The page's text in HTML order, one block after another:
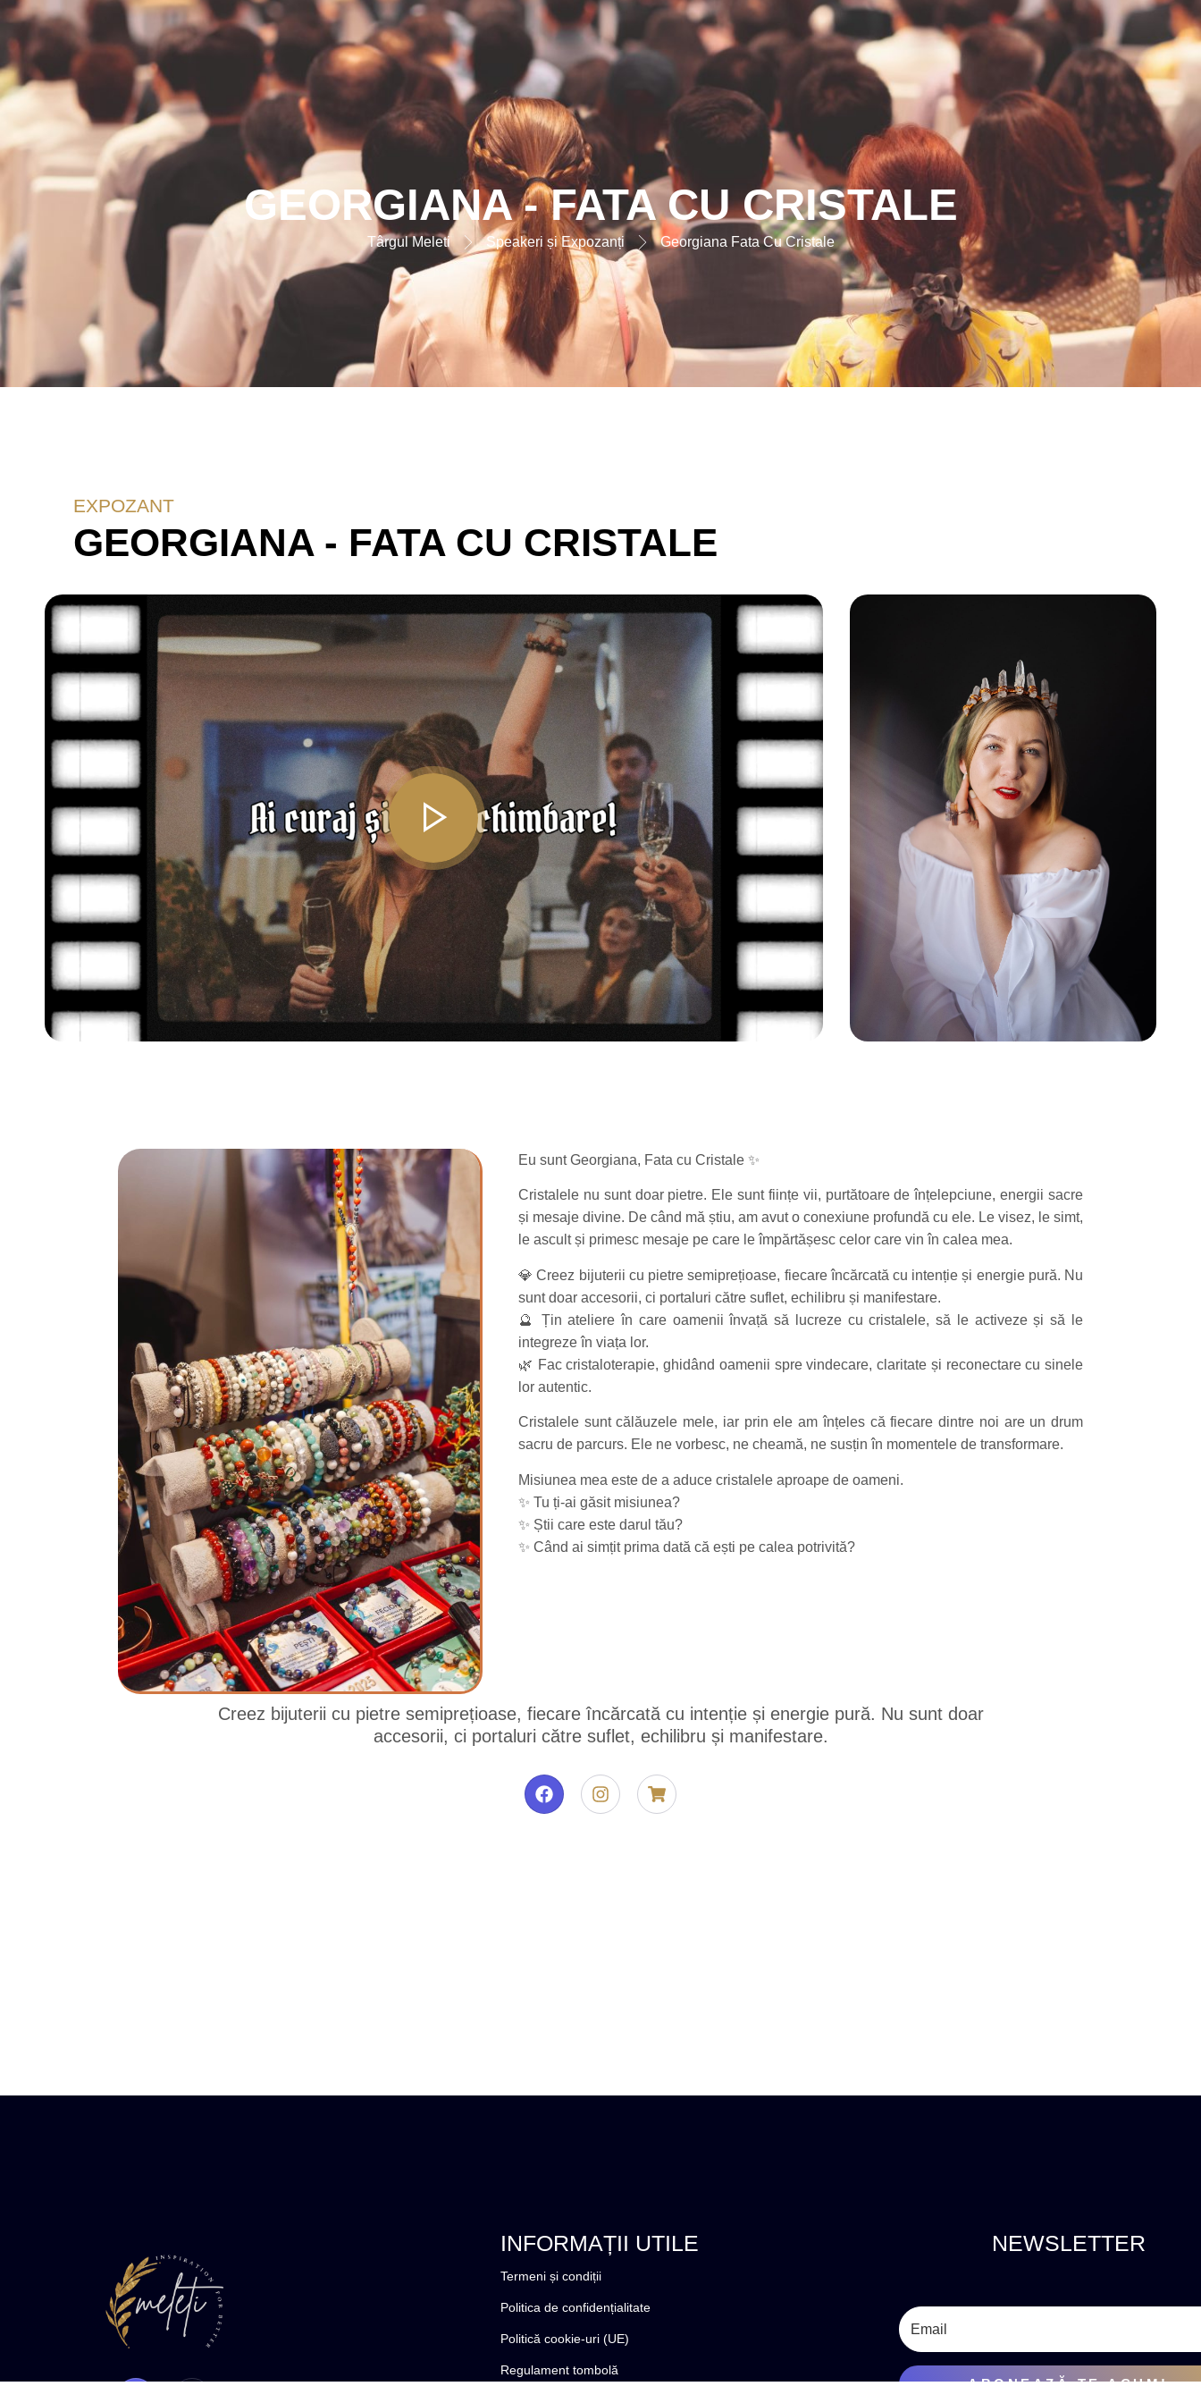
GEORGIANA - FATA CU CRISTALE
Târgul Meleti Speakeri și Expozanți Georgiana Fata Cu Cristale
EXPOZANT
GEORGIANA - FATA CU CRISTALE
Eu sunt Georgiana, Fata cu Cristale ✨
Cristalele nu sunt doar pietre. Ele sunt ființe vii, purtătoare de înțelepciune, energii sacre
și mesaje divine. De când mă știu, am avut o conexiune profundă cu ele. Le visez, le simt,
le ascult și primesc mesaje pe care le împărtășesc celor care vin în calea mea.
💎 Creez bijuterii cu pietre semiprețioase, fiecare încărcată cu intenție și energie pură. Nu
sunt doar accesorii, ci portaluri către suflet, echilibru și manifestare.
🔮 Țin ateliere în care oamenii învață să lucreze cu cristalele, să le activeze și să le
integreze în viața lor.
🌿 Fac cristaloterapie, ghidând oamenii spre vindecare, claritate și reconectare cu sinele
lor autentic.
Cristalele sunt călăuzele mele, iar prin ele am înțeles că fiecare dintre noi are un drum
sacru de parcurs. Ele ne vorbesc, ne cheamă, ne susțin în momentele de transformare.
Misiunea mea este de a aduce cristalele aproape de oameni.
✨ Tu ți-ai găsit misiunea?
✨ Știi care este darul tău?
✨ Când ai simțit prima dată că ești pe calea potrivită?
Creez bijuterii cu pietre semiprețioase, fiecare încărcată cu intenție și energie pură. Nu sunt doar
accesorii, ci portaluri către suflet, echilibru și manifestare.
INFORMAȚII UTILE
Termeni și condiții
Politica de confidențialitate
Politică cookie-uri (UE)
Regulament tombolă
NEWSLETTER
ABONEAZĂ-TE ACUM!